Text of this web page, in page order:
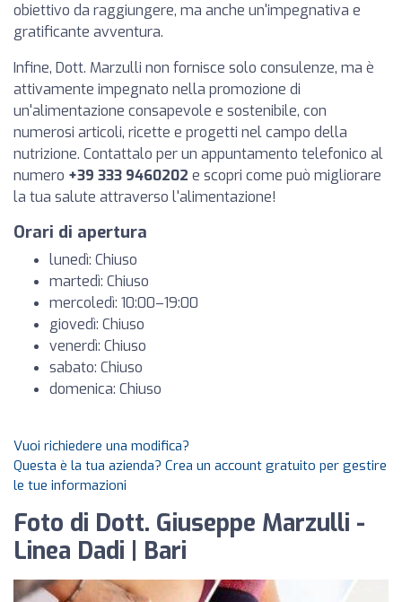
obiettivo da raggiungere, ma anche un'impegnativa e
gratificante avventura.
Infine, Dott. Marzulli non fornisce solo consulenze, ma è
attivamente impegnato nella promozione di
un'alimentazione consapevole e sostenibile, con
numerosi articoli, ricette e progetti nel campo della
nutrizione. Contattalo per un appuntamento telefonico al
numero +39 333 9460202 e scopri come può migliorare
la tua salute attraverso l'alimentazione!
Orari di apertura
lunedì: Chiuso
martedì: Chiuso
mercoledì: 10:00–19:00
giovedì: Chiuso
venerdì: Chiuso
sabato: Chiuso
domenica: Chiuso
Vuoi richiedere una modifica?
Questa è la tua azienda? Crea un account gratuito per gestire
le tue informazioni
Foto di Dott. Giuseppe Marzulli -
Linea Dadi | Bari